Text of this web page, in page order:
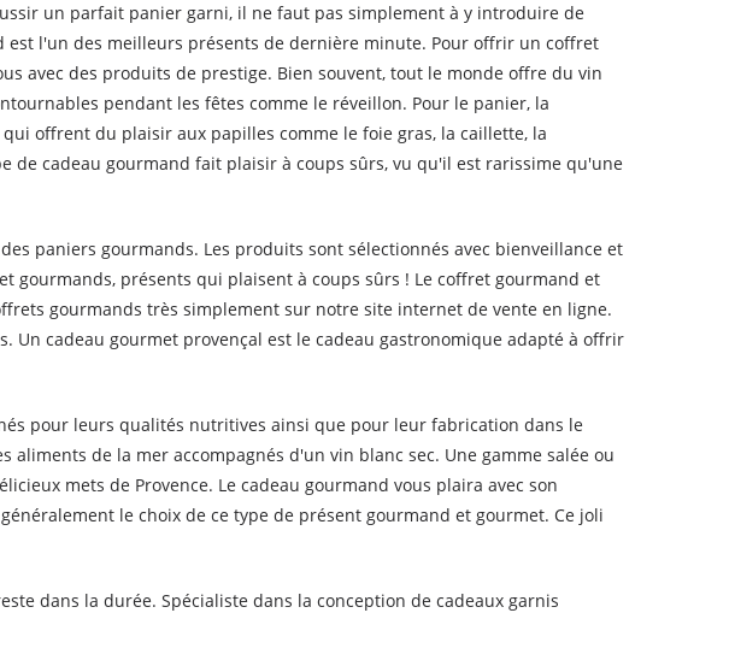
un parfait panier garni, il ne faut pas simplement à y introduire de
l'un des meilleurs présents de dernière minute. Pour offrir un coffret
avec des produits de prestige. Bien souvent, tout le monde offre du vin
pendant les fêtes comme le réveillon. Pour le panier, la
offrent du plaisir aux papilles comme le foie gras, la caillette, la
de cadeau gourmand fait plaisir à coups sûrs, vu qu'il est rarissime qu'une
paniers gourmands. Les produits sont sélectionnés avec bienveillance et
gourmands, présents qui plaisent à coups sûrs ! Le coffret gourmand et
gourmands très simplement sur notre site internet de vente en ligne.
Un cadeau gourmet provençal est le cadeau gastronomique adapté à offrir
pour leurs qualités nutritives ainsi que pour leur fabrication dans le
de la mer accompagnés d'un vin blanc sec. Une gamme salée ou
mets de Provence. Le cadeau gourmand vous plaira avec son
le choix de ce type de présent gourmand et gourmet. Ce joli
dans la durée. Spécialiste dans la conception de cadeaux garnis